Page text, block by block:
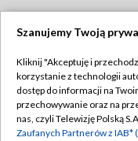
Abonament TVP
Emisja w TVP
Szanujemy Twoją
Kliknij "Akceptuję i
korzystanie z technologii
dostęp do informacji na
przechowywanie oraz na
nas, czyli Telewizję Polską
Zaufanych Partnerów z IAB*